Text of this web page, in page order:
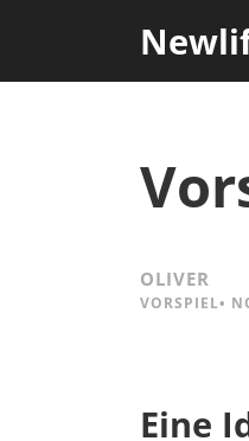
OLIVER
VORSPIEL•
Eine